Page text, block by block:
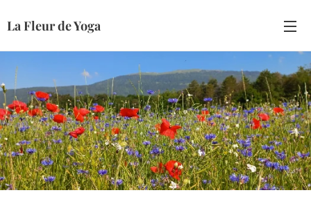
La Fleur de Yoga